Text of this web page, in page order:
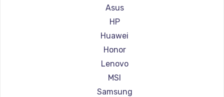
Ремонт ноутбуков Gigabyte
Ремонт ноутбуков Aorus
Ремонт ноутбуков Maibenben
Ремонт ноутбуков Getac
Ремонт ноутбуков Epson
Ремонт ноутбуков Philips
Ремонт ноутбуков LG
Asus
HP
Huawei
Honor
Lenovo
MSI
Samsung